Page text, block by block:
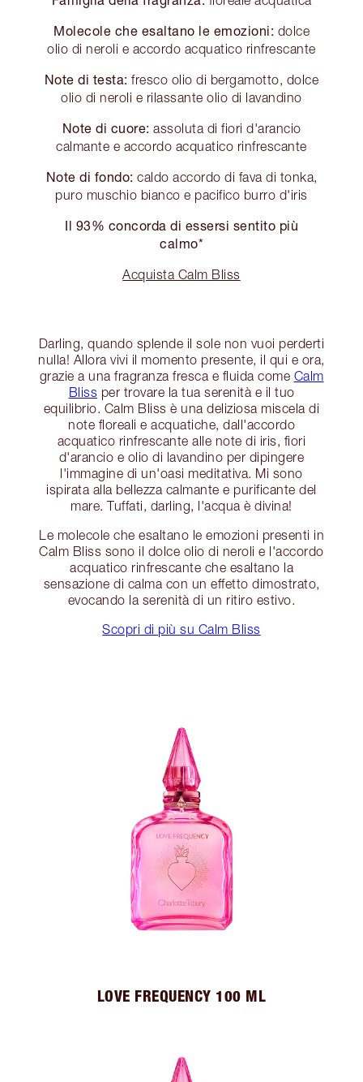
Molecole che esaltano le emozioni: dolce
olio di neroli e accordo acquatico rinfrescante
Note di testa: fresco olio di bergamotto, dolce
olio di neroli e rilassante olio di lavandino
Note di cuore: assoluta di fiori d'arancio
calmante e accordo acquatico rinfrescante
Note di fondo: caldo accordo di fava di tonka,
puro muschio bianco e pacifico burro d'iris
Il 93% concorda di essersi sentito più
calmo*
Acquista Calm Bliss
Darling, quando splende il sole non vuoi perderti
nulla! Allora vivi il momento presente, il qui e ora,
grazie a una fragranza fresca e fluida come Calm
Bliss per trovare la tua serenità e il tuo
equilibrio. Calm Bliss è una deliziosa miscela di
note floreali e acquatiche, dall'accordo
acquatico rinfrescante alle note di iris, fiori
d'arancio e olio di lavandino per dipingere
l'immagine di un'oasi meditativa. Mi sono
ispirata alla bellezza calmante e purificante del
mare. Tuffati, darling, l'acqua è divina!
Le molecole che esaltano le emozioni presenti in
Calm Bliss sono il dolce olio di neroli e l'accordo
acquatico rinfrescante che esaltano la
sensazione di calma con un effetto dimostrato,
evocando la serenità di un ritiro estivo.
Scopri di più su Calm Bliss
LOVE FREQUENCY 100 ML